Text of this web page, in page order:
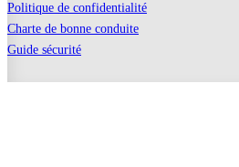
Politique de confidentialité
Charte de bonne conduite
Guide sécurité